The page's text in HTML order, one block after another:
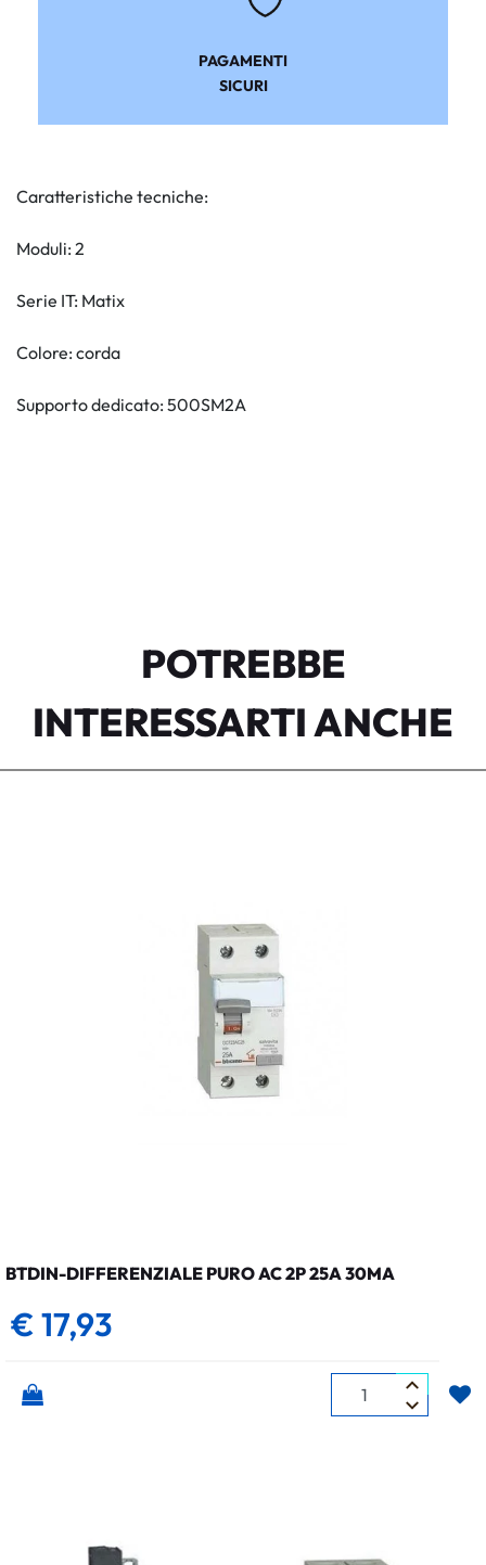
PAGAMENTI
SICURI
Caratteristiche tecniche:
Moduli: 2
Serie IT: Matix
Colore: corda
Supporto dedicato: 500SM2A
POTREBBE
INTERESSARTI ANCHE
BTDIN-DIFFERENZIALE PURO AC 2P 25A 30MA
€ 17,93
Quantità